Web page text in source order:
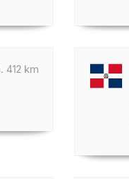
412 km